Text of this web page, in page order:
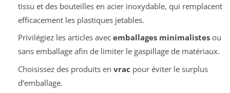
tissu et des bouteilles en acier inoxydable, qui remplacent
efficacement les plastiques jetables.
Privilégiez les articles avec emballages minimalistesou
sans emballage afin de limiter le gaspillage de matériaux.
Choisissez des produits en vrac pour éviter le surplus
d’emballage.